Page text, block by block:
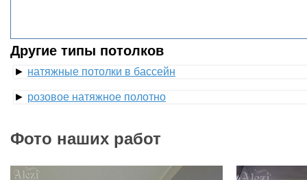
Другие типы потолков
► натяжные потолки в бассейн
► розовое натяжное полотно
Фото наших работ